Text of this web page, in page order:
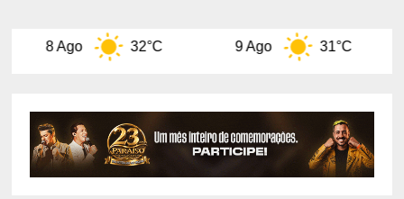
32°C 9 Ago 31°C 10 Ago